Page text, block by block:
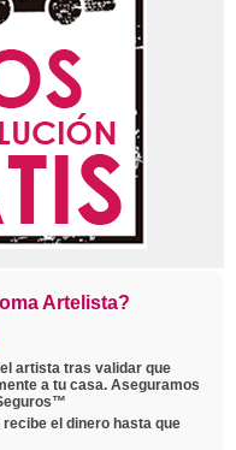
Artelista?
artista tras validar que
a tu casa. Aseguramos
el dinero hasta que